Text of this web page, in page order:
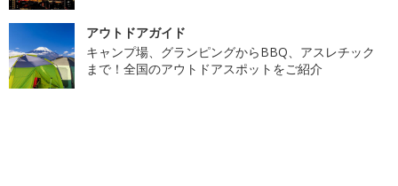
アウトドアガイド
キャンプ場、グランピングからBBQ、アスレチック
まで！全国のアウトドアスポットをご紹介